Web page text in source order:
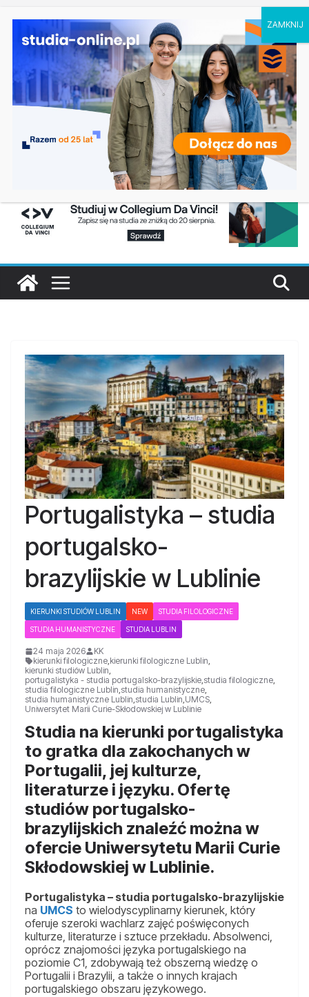
Ostatnie
wpisy:
Studia geograficzne w Toruniu
Uniwersytet Ekonomiczny we Wrocławiu
rekrutacja na studia 2027/2028, kierunki, terminy,
zasady
Lingwistyka dla biznesu w Łodzi
Uniwersytet Radomski kierunki studiów 2027
Ekonomia – Politechnika Świętokrzyska w
Kielcach
Portugalistyka – studia
portugalsko-
brazylijskie w Lublinie
KIERUNKI STUDIÓW LUBLIN NEW STUDIA FILOLOGICZNE
STUDIA HUMANISTYCZNE STUDIA LUBLIN
24 maja 2026
KK
kierunki filologiczne,kierunki filologiczne Lublin,
kierunki studiów Lublin,
portugalistyka - studia portugalsko-brazylijskie,studia filologiczne,
studia filologiczne Lublin,studia humanistyczne,
studia humanistyczne Lublin,studia Lublin,UMCS,
Uniwersytet Marii Curie-Skłodowskiej w Lublinie
Studia na kierunki portugalistyka
to gratka dla zakochanych w
Portugalii, jej kulturze,
literaturze i języku. Ofertę
studiów portugalsko-
brazylijskich znaleźć można w
ofercie Uniwersytetu Marii Curie
Skłodowskiej w Lublinie.
Portugalistyka – studia portugalsko-brazylijskie
na UMCS to wielodyscyplinarny kierunek, który
oferuje szeroki wachlarz zajęć poświęconych
kulturze, literaturze i sztuce przekładu. Absolwenci,
oprócz znajomości języka portugalskiego na
poziomie C1, zdobywają też obszerną wiedzę o
Portugalii i Brazylii, a także o innych krajach
portugalskiego obszaru językowego.